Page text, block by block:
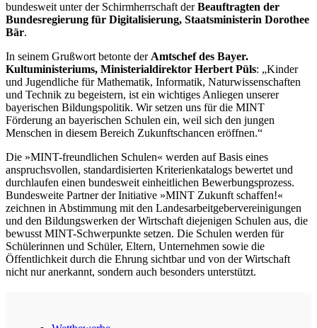
bundesweit unter der Schirmherrschaft derBeauftragten der
Bundesregierung für Digitalisierung, Staatsministerin Dorothee
Bär.
In seinem Grußwort betonte der Amtschef des Bayer.
Kultuministeriums, Ministerialdirektor Herbert Püls: „Kinder
und Jugendliche für Mathematik, Informatik, Naturwissenschaften
und Technik zu begeistern, ist ein wichtiges Anliegen unserer
bayerischen Bildungspolitik. Wir setzen uns für die MINT
Förderung an bayerischen Schulen ein, weil sich den jungen
Menschen in diesem Bereich Zukunftschancen eröffnen.“
Die »MINT-freundlichen Schulen« werden auf Basis eines
anspruchsvollen, standardisierten Kriterienkatalogs bewertet und
durchlaufen einen bundesweit einheitlichen Bewerbungsprozess.
Bundesweite Partner der Initiative »MINT Zukunft schaffen!«
zeichnen in Abstimmung mit den Landesarbeitgebervereinigungen
und den Bildungswerken der Wirtschaft diejenigen Schulen aus, die
bewusst MINT-Schwerpunkte setzen. Die Schulen werden für
Schülerinnen und Schüler, Eltern, Unternehmen sowie die
Öffentlichkeit durch die Ehrung sichtbar und von der Wirtschaft
nicht nur anerkannt, sondern auch besonders unterstützt.